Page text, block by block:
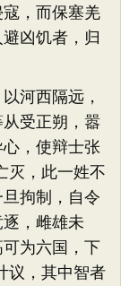
，而保塞羌
凶饥者，归
河西隔远，
受正朔，嚣
，使辩士张
灭，此一姓不
拘制，自令
，雌雄未
为六国，下
议，其中智者